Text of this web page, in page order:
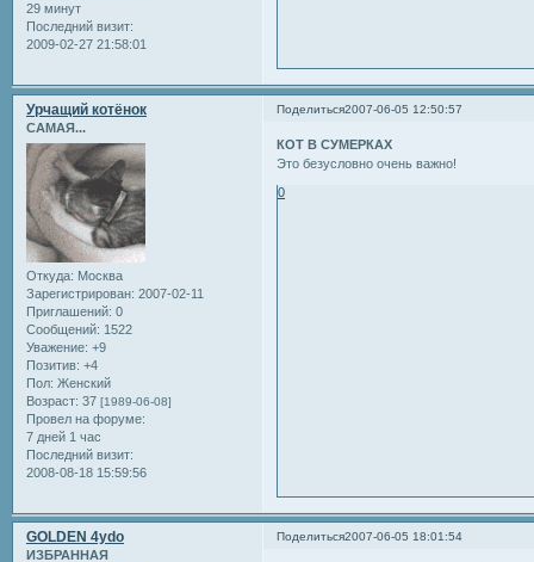
29 минут
Последний визит:
2009-02-27 21:58:01
Поделиться2007-06-05 12:50:57
Урчащий котёнок
САМАЯ...
Откуда: Москва
Зарегистрирован: 2007-02-11
Приглашений: 0
Сообщений: 1522
Уважение: +9
Позитив: +4
Пол: Женский
Возраст: 37 [1989-06-08]
Провел на форуме:
7 дней 1 час
Последний визит:
2008-08-18 15:59:56
КОТ В СУМЕРКАХ
Это безусловно очень важно!
0
Поделиться2007-06-05 18:01:54
GOLDEN 4ydo
ИЗБРАННАЯ